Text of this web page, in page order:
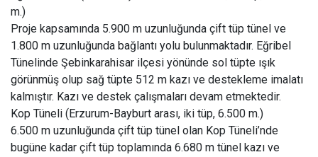
m.)
Proje kapsamında 5.900 m uzunluğunda çift tüp tünel ve
1.800 m uzunluğunda bağlantı yolu bulunmaktadır. Eğribel
Tünelinde Şebinkarahisar ilçesi yönünde sol tüpte ışık
görünmüş olup sağ tüpte 512 m kazı ve destekleme imalatı
kalmıştır. Kazı ve destek çalışmaları devam etmektedir.
Kop Tüneli (Erzurum-Bayburt arası, iki tüp, 6.500 m.)
6.500 m uzunluğunda çift tüp tünel olan Kop Tüneli’nde
bugüne kadar çift tüp toplamında 6.680 m tünel kazı ve